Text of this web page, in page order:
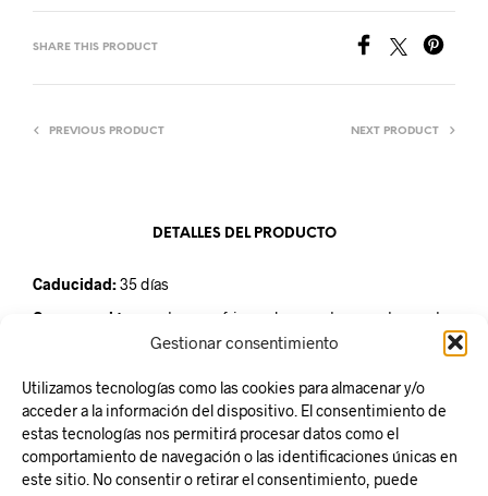
Gestionar consentimiento
Utilizamos tecnologías como las cookies para almacenar y/o
acceder a la información del dispositivo. El consentimiento de
estas tecnologías nos permitirá procesar datos como el
comportamiento de navegación o las identificaciones únicas en
este sitio. No consentir o retirar el consentimiento, puede
SHARE THIS PRODUCT
PREVIOUS PRODUCT NEXT PRODUCT
DETALLES DEL PRODUCTO
Caducidad:35 días
Conservación:
mantener refrigerado a una temperatura entre
Responsabilidad Social